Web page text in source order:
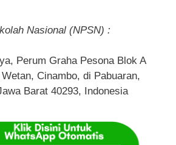
Nasional (NPSN) :
Perum Graha Pesona Blok A
Cinambo, di Pabuaran,
Barat 40293, Indonesia